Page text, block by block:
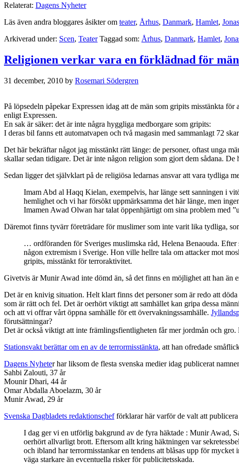
Relaterat: Dagens Nyheter
Läs även andra bloggares åsikter om teater, Århus, Danmark, Hamlet,
Arkiverad under: Scen, Teater Taggad som: Århus, Danmark, Hamlet,
Religionen verkar vara en förklädnad för
31 december, 2010 by Rosemari Södergren
På löpsedeln påpekar Expressen idag att de män som gripits misstänkta
enligt Expressen.
En sak är säker: det är inte några hyggliga medborgare som gripits:
I deras bil fanns ett automatvapen och två magasin med sammanlagt 72
Det här bekräftar något jag misstänkt rätt länge: de personer, oftast unga
skallar sedan tidigare. Det är inte någon religion som gjort dem sådana.
Sedan ligger det självklart på de religiösa ledarnas ansvar att vara tydliga
Imam Abd al Haqq Kielan, exempelvis, har länge sett sanningen i
hemlighet och vi har försökt uppmärksamma det här länge, men
Imamen Awad Olwan har talat öppenhjärtigt om sina problem med
Däremot finns tyvärr företrädare för muslimer som inte varit lika tydliga,
… ordföranden för Sveriges muslimska råd, Helena Benaouda.
någon extremism i Sverige. Hon ville hellre tala om attacker mot
gripits, misstänkt för terroraktivitet.
Givetvis är Munir Awad inte dömd än, så det finns en möjlighet att han
Det är en knivig situation. Helt klart finns det personer som är redo att
som är rätt och fel. Det är oerhört viktigt att samhället kan gripa dessa
och att vi offrar vårt öppna samhälle för ett övervakningssamhälle.
förutsättningar?
Det är också viktigt att inte främlingsfientligheten får mer jordmån och
Stationsvakt berättar om en av de terrormisstänkta, att han ofredade
Dagens Nyheter har liksom de flesta svenska medier idag publicerat
Sahbi Zalouti, 37 år
Mounir Dhari, 44 år
Omar Abdalla Aboelazm, 30 år
Munir Awad, 29 år
Svenska Dagbladets redaktionschefförklarar här varför de valt att publicera
I dag ger vi en utförlig bakgrund av de fyra häktade : Munir Awad,
oerhört allvarligt brott. Eftersom allt kring häktningen var
och ibland har terrormisstankar en tendens att blåsas upp för
väga starkare än evcentuella risker för publicitetsskada.